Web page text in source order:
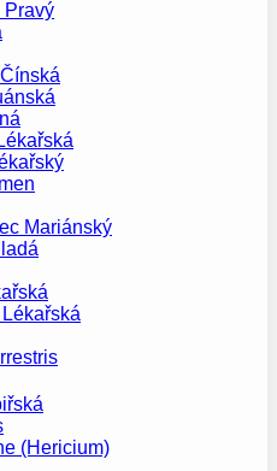
Pravý
Mariánský
(Hericium)